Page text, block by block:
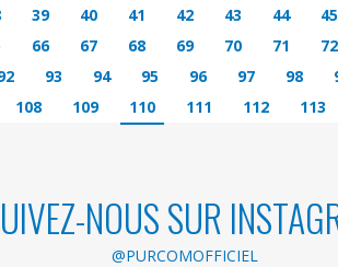
39 40 41 42 43 44 45
66 67 68 69 70 71 72
93 94 95 96 97 98
108
109 110 111 112 113
NOUS SUR
@PURCOMOFFICIEL